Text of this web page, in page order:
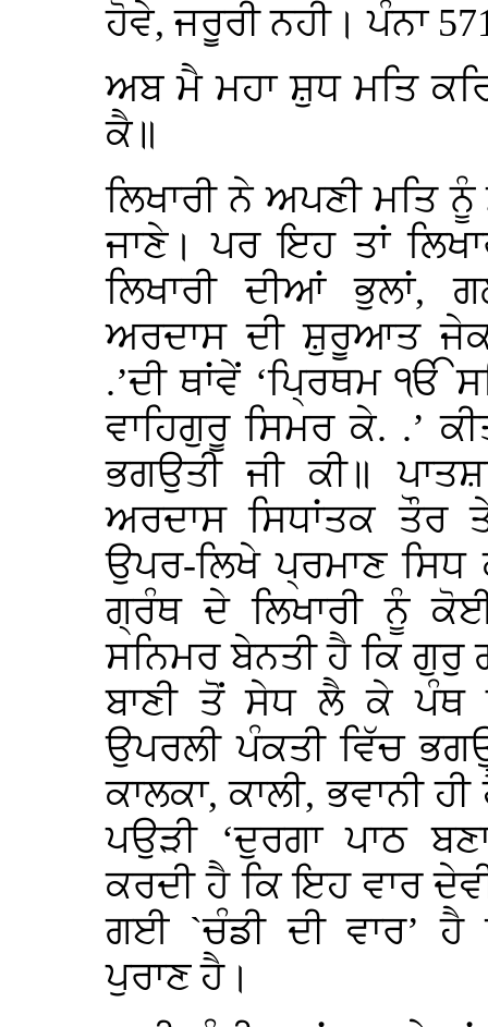
ਹੋਵੇ, ਜਰੂਰੀ ਨਹੀ। ਪੰਨਾ
ਅਬ ਮੈ ਮਹਾ ਸ਼ੁਧ ਮਤਿ
ਕੈ॥
ਲਿਖਾਰੀ ਨੇ ਅਪਣੀ ਮਤਿ ਨੂੰ
ਜਾਣੇ। ਪਰ ਇਹ ਤਾਂ
ਲਿਖਾਰੀ ਦੀਆਂ ਭੁਲਾਂ,
ਅਰਦਾਸ ਦੀ ਸ਼ੁਰੂਆਤ
.’ਦੀ ਥਾਂਵੇਂ ‘ਪ੍ਰਿਥਮ ੴ
ਵਾਹਿਗੁਰੂ ਸਿਮਰ ਕੇ. .’
ਭਗਉਤੀ ਜੀ ਕੀ॥
ਅਰਦਾਸ ਸਿਧਾਂਤਕ ਤੌਰ
ਉਪਰ-ਲਿਖੇ ਪ੍ਰਮਾਣ
ਗ੍ਰੰਥ ਦੇ ਲਿਖਾਰੀ ਨੂੰ
ਸਨਿਮਰ ਬੇਨਤੀ ਹੈ ਕਿ ਗੁਰੁ
ਬਾਣੀ ਤੋਂ ਸੇਧ ਲੈ ਕੇ ਪੰਥ
ਉਪਰਲੀ ਪੰਕਤੀ ਵਿੱਚ
ਕਾਲਕਾ, ਕਾਲੀ, ਭਵਾਨੀ
ਪਉੜੀ ‘ਦੁਰਗਾ ਪਾਠ
ਕਰਦੀ ਹੈ ਕਿ ਇਹ ਵਾਰ
ਗਈ `ਚੰਡੀ ਦੀ ਵਾਰ’ ਹੈ
ਪੁਰਾਣ ਹੈ।